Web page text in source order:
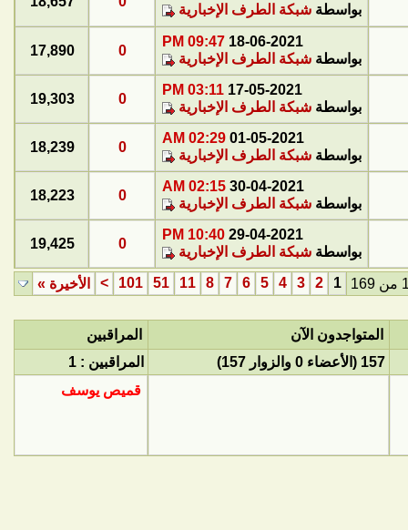
بواسطة شبكة الطرف الإخبارية
18-06-2021
09:47 PM
بواسطة شبكة الطرف الإخبارية
0
17,890
17-05-2021
03:11 PM
بواسطة شبكة الطرف الإخبارية
0
19,303
01-05-2021
02:29 AM
بواسطة شبكة الطرف الإخبارية
0
18,239
30-04-2021
02:15 AM
بواسطة شبكة الطرف الإخبارية
0
18,223
29-04-2021
10:40 PM
بواسطة شبكة الطرف الإخبارية
0
19,425
1
2
3
4
5
6
7
8
11
51
101
> الأخيرة »
المتواجدون الآن
المراقبين
157 (الأعضاء 0 والزوار 157)
المراقبين : 1
قميص يوسف